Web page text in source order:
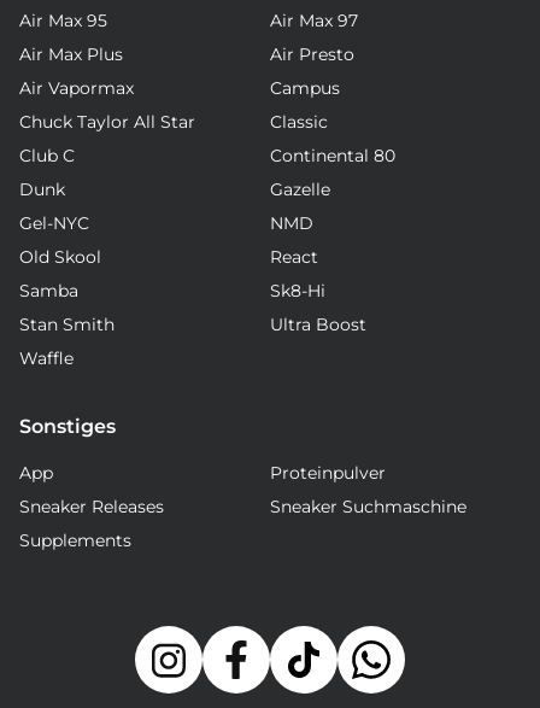
Air Max 95
Air Max 97
Air Max Plus
Air Presto
Air Vapormax
Campus
Chuck Taylor All Star
Classic
Club C
Continental 80
Dunk
Gazelle
Gel-NYC
NMD
Old Skool
React
Samba
Sk8-Hi
Stan Smith
Ultra Boost
Waffle
Sonstiges
App
Proteinpulver
Sneaker Releases
Sneaker Suchmaschine
Supplements